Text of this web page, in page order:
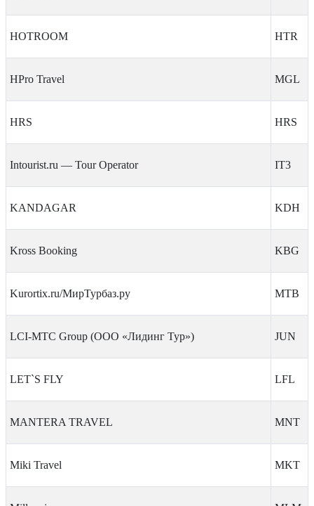
HOTROOM HTR
HPro Travel MGL
HRS HRS
Intourist.ru — Tour Operator IT3
KANDAGAR KDH
Kross Booking KBG
Kurortix.ru/МирТурбаз.ру MTB
LCI-MTC Group (ООО «Лидинг Тур») JUN
LET`S FLY LFL
MANTERA TRAVEL MNT
Miki Travel MKT